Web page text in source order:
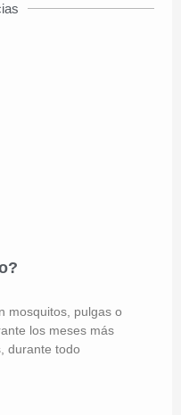
mosquitos, pulgas o
los meses más
durante todo